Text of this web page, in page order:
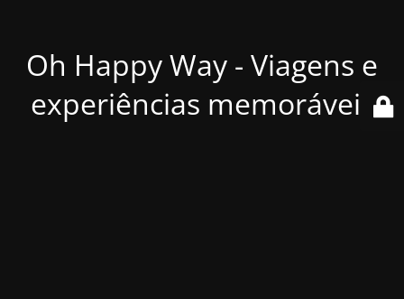
Oh Happy Way - Viagens e
experiências memoráveis